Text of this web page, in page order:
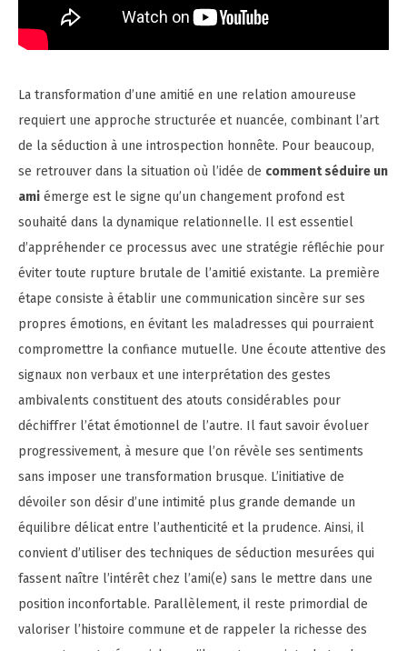
La transformation d’une amitié en une relation amoureuse
requiert une approche structurée et nuancée, combinant l’art
de la séduction à une introspection honnête. Pour beaucoup,
se retrouver dans la situation où l’idée de comment séduire un
ami émerge est le signe qu’un changement profond est
souhaité dans la dynamique relationnelle. Il est essentiel
d’appréhender ce processus avec une stratégie réfléchie pour
éviter toute rupture brutale de l’amitié existante. La première
étape consiste à établir une communication sincère sur ses
propres émotions, en évitant les maladresses qui pourraient
compromettre la confiance mutuelle. Une écoute attentive des
signaux non verbaux et une interprétation des gestes
ambivalents constituent des atouts considérables pour
déchiffrer l’état émotionnel de l’autre. Il faut savoir évoluer
progressivement, à mesure que l’on révèle ses sentiments
sans imposer une transformation brusque. L’initiative de
dévoiler son désir d’une intimité plus grande demande un
équilibre délicat entre l’authenticité et la prudence. Ainsi, il
convient d’utiliser des techniques de séduction mesurées qui
fassent naître l’intérêt chez l’ami(e) sans le mettre dans une
position inconfortable. Parallèlement, il reste primordial de
valoriser l’histoire commune et de rappeler la richesse des